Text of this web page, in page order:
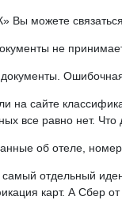
можете
не
на сайте
все равно нет. Что
об отеле, номер
самый отдельный
карт. А Сбер от